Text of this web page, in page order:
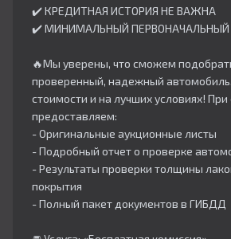
✔️ КРЕДИТНАЯ ИСТОРИЯ НЕ ВАЖНА
✔️ МИНИМАЛЬНЫЙ ПЕРВОНАЧАЛЬНЫЙ
🔥Мы уверены, что сможем
проверенный, надежный
стоимости и на лучших условиях!
предоставляем:
- Оригинальные аукционные листы
- Подробный отчет о проверке
- Результаты проверки толщины
покрытия
- Полный пакет документов в ГИБДД